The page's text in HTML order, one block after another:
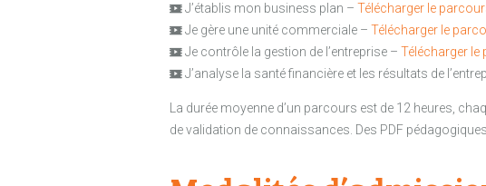
J’établis mon business plan – Télécharger le
Je gère une unité commerciale – Télécharger le
Je contrôle la gestion de l’entreprise – Télécharger le
J’analyse la santé financière et les résultats de
La durée moyenne d’un parcours est de 12 heures,
de validation de connaissances. Des PDF